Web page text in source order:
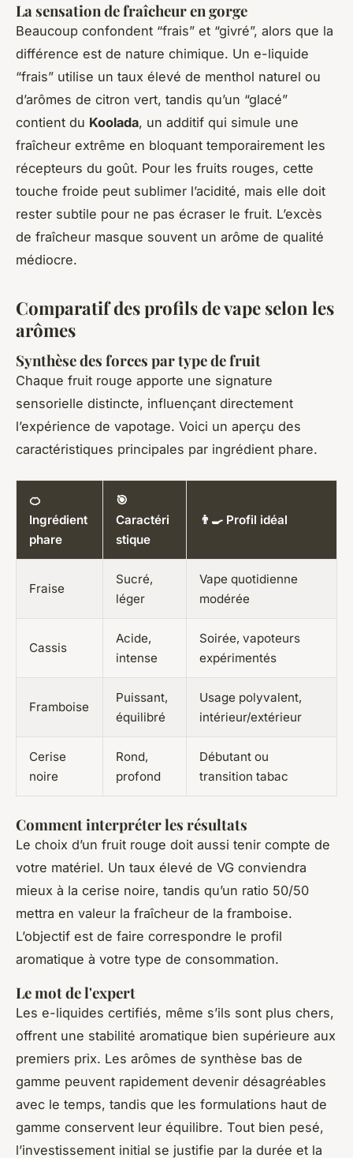
La sensation de fraîcheur en gorge
Beaucoup confondent “frais” et “givré”, alors que la
différence est de nature chimique. Un e-liquide
“frais” utilise un taux élevé de menthol naturel ou
d’arômes de citron vert, tandis qu’un “glacé”
contient du Koolada, un additif qui simule une
fraîcheur extrême en bloquant temporairement les
récepteurs du goût. Pour les fruits rouges, cette
touche froide peut sublimer l’acidité, mais elle doit
rester subtile pour ne pas écraser le fruit. L’excès
de fraîcheur masque souvent un arôme de qualité
médiocre.
Comparatif des profils de vape selon les
arômes
Synthèse des forces par type de fruit
Chaque fruit rouge apporte une signature
sensorielle distincte, influençant directement
l’expérience de vapotage. Voici un aperçu des
caractéristiques principales par ingrédient phare.
🍊
Ingrédient
phare
🎯
Caractéri
stique
👨‍🍳 Profil idéal
Fraise
Sucré,
léger
Vape quotidienne
modérée
Cassis
Acide,
intense
Soirée, vapoteurs
expérimentés
Framboise
Puissant,
équilibré
Usage polyvalent,
intérieur/extérieur
Cerise
noire
Rond,
profond
Débutant ou
transition tabac
Comment interpréter les résultats
Le choix d’un fruit rouge doit aussi tenir compte de
votre matériel. Un taux élevé de VG conviendra
mieux à la cerise noire, tandis qu’un ratio 50/50
mettra en valeur la fraîcheur de la framboise.
L’objectif est de faire correspondre le profil
aromatique à votre type de consommation.
Le mot de l'expert
Les e-liquides certifiés, même s’ils sont plus chers,
offrent une stabilité aromatique bien supérieure aux
premiers prix. Les arômes de synthèse bas de
gamme peuvent rapidement devenir désagréables
avec le temps, tandis que les formulations haut de
gamme conservent leur équilibre. Tout bien pesé,
l’investissement initial se justifie par la durée et la